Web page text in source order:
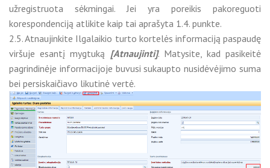
užregistruota sėkmingai. Jei yra poreikis pakoreguoti
korespondenciją atlikite kaip tai aprašyta 1.4. punkte.
2.5. Atnaujinkite Ilgalaikio turto kortelės informaciją paspaudę
viršuje esantį mygtuką [Atnaujinti]. Matysite, kad pasikeitė
pagrindinėje informacijoje buvusi sukaupto nusidėvėjimo suma
bei persiskaičiavo likutinė vertė.